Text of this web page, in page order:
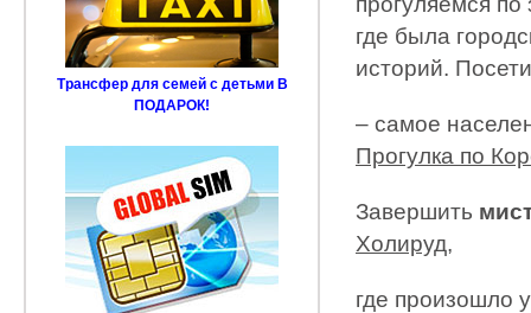
где была
историй.
– самое
Прогулка по
Завершить
Холируд,
где произошло
Трансфер для семей с детьми В
ПОДАРОК!